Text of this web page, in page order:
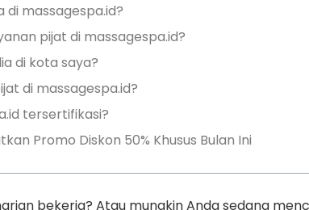
massagespa.id?
pijat di massagespa.id?
di kota saya?
di massagespa.id?
tersertifikasi?
Promo Diskon 50% Khusus Bulan Ini
bekerja? Atau mungkin Anda sedang